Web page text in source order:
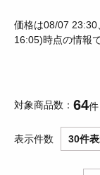
価格は08/07
16:05)時点の情報
対象商品数 64件
表示件数 30件